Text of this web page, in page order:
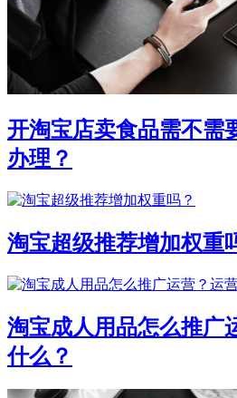
开淘宝店卖食品需不需
办理？
淘宝超级推荐增加权重
淘宝成人用品怎么推广
什么？